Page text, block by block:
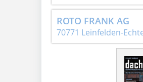
ROTO FRANK AG
70771 Leinfelden-